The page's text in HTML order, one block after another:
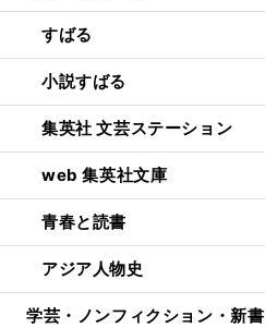
すばる
小説すばる
集英社 文芸ステーション
web 集英社文庫
青春と読書
アジア人物史
学芸・ノンフィクション・新書